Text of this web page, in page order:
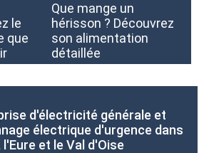
le
que
Que mange un
hérisson ? Découvrez
son alimentation
détaillée
d'électricité générale et
électrique d'urgence dans
l'Eure et le Val d'Oise